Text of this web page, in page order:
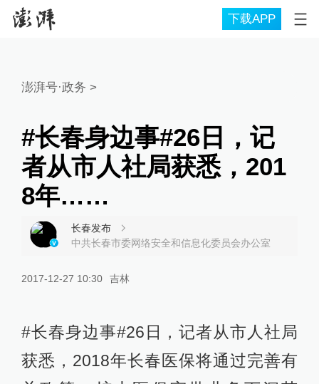
下载APP
澎湃号·政务 >
#长春身边事#26日，记
者从市人社局获悉，201
8年……
长春发布
中共长春市委网络安全和信息化委员会办公室
2017-12-27 10:30 吉林
#长春身边事#26日，记者从市人社局
获悉，2018年长春医保将通过完善有